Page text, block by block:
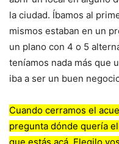
la ciudad. Íbamos al
mismos estaban en un
un plano con 4 o 5
teníamos nada más que
iba a ser un buen
Cuando cerramos el
pregunta dónde quería